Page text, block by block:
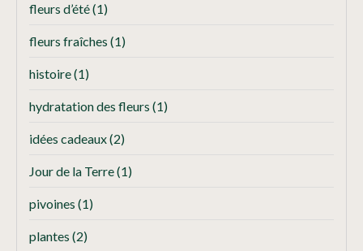
fleurs d’été(1)
fleurs fraîches (1)
histoire(1)
hydratation des fleurs (1)
idées cadeaux(2)
Jour de la Terre(1)
pivoines (1)
plantes (2)